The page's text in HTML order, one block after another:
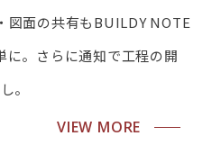
図面の共有もBUILDY NOTE
に。さらに通知で工程の開
。
VIEW MORE